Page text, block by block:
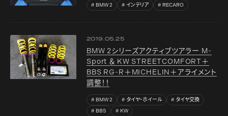
BMW 2 インテリア RECARO
2019.05.25
BMW 2シリーズアクティブツアラー M-
Sport ＆ KW STREETCOMFORT＋
BBS RG-R＋MICHELIN＋アライメント
調整！！
BMW 2 タイヤ・ホイール
タイヤ交換
BBS
KW